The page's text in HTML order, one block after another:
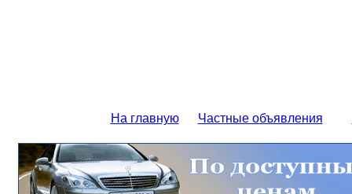
На главную Частные объявления